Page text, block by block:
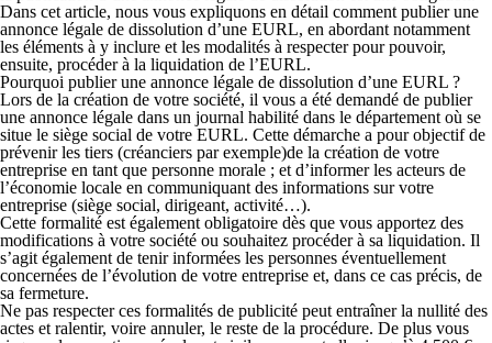
Dans cet article, nous vous expliquons en détail comment publier une
annonce légale de dissolution d’une EURL, en abordant notamment
les éléments à y inclure et les modalités à respecter pour pouvoir,
ensuite, procéder à la liquidation de l’EURL.
Pourquoi publier une annonce légale de dissolution d’une EURL ?
Lors de la création de votre société, il vous a été demandé de publier
une annonce légale dans un journal habilité dans le département où se
situe le siège social de votre EURL. Cette démarche a pour objectif de
prévenir les tiers (créanciers par exemple)de la création de votre
entreprise en tant que personne morale ; et d’informer les acteurs de
l’économie locale en communiquant des informations sur votre
entreprise (siège social, dirigeant, activité…).
Cette formalité est également obligatoire dès que vous apportez des
modifications à votre société ou souhaitez procéder à sa liquidation. Il
s’agit également de tenir informées les personnes éventuellement
concernées de l’évolution de votre entreprise et, dans ce cas précis, de
sa fermeture.
Ne pas respecter ces formalités de publicité peut entraîner la nullité des
actes et ralentir, voire annuler, le reste de la procédure. De plus vous